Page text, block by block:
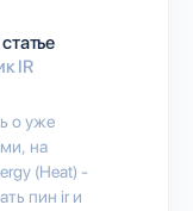
IR
о уже
на
(Heat) -
пин ir и